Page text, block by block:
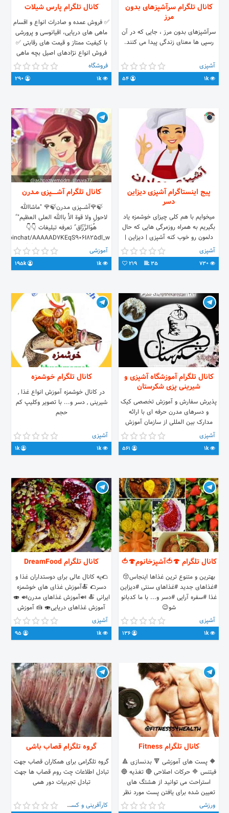
کانال تلگرام سرآشپزهای بدون
مرز
سرآشپزهای بدون مرز ، جایی که در آن
رسپی ها معنای زندگی پیدا می کنند.
آشپزی
1k
کانال تلگرام پارس شیلات
✅ فروش عمده و صادرات انواع و اقسام
ماهی های دریایی، اقیانوسی و پرورشی
با کیفیت ممتاز و قیمت های رقابتی ✅
فروش انواع نژادهای اصیل بچه ماهی
های پرورشی سردابی و گرمابی ✅ عرضه
املاک شیلاتی و مشاوره در امور مهندسی
ساخت مجتمع های شیلاتی
فروشگاه
1k
پیج اینستاگرام آشپزی دیزاین
دسر
میخوایم با هم کلی چیزای خوشمزه یاد
بگیریم به همراه روزمرگی هایی که حال
دلمون رو خوب کنه آشپزی | دیزاین |
دسر آشپزی بهاران
آشپزی
35
219
کانال تلگرام آشـــــپزی مـدرن
🍃🌹آشـــــپزی مـدرن🍃🌹 "ماشاالله
لاحولِ ولا قوة الأ باالله العلی العظیم" ً
هُوَالرَّزّاق ً تعرفه تبلیغات 👇👇
joinchat/AAAAAD7KEqS906I825dl_w
. . آدرس ما در اینستاگرام👇👇
ashpaziemodern
. . . .
آموزشی
1k
195k
کانال تلگرام آموزشگاه آشپزی و
شیرینی پزی شکرستان
پذیرش سفارش و آموزش تخصصی کیک
و دسرهای مدرن حرفه ای با ارائه
مدارک بین المللی از سازمان آموزش
فنی و حرفه ای کشور با مدیریت خانم
دانش پژوه کارشناس ارشد بهداشت و
سلامت تماس 09133332342 پیج ما
آشپزی
1k
کانال تلگرام خوشمزه
در کانال خوشمزه آموزش انواع غذا ,
شیرینی , دسر و... با تصویر وکلیپ کم
حجم
آشپزی
1k
1k
کانال تلگرام 🍄🍅آشپزخانوم🍄🍅
بهترین و متنوع ترین غذاها اینجاس😚
#غذاهای جدید #غذاهای سنتی #دیزاین
غذا #سفره آرایی #دسر و... با ما کدبانو
شو😉
آشپزی
1k
کانال تلگرام DreamFood
🌮یه کانال عالی برای دوستداران غذا و
دسر🌮 🍝آموزش غذای های خوشمزه
ایرانی 🍝 🍛آموزش غذاهای مدرن🍛 🍣
آموزش غذاهای دریایی🍣 🍰 آموزش
انواع دسر🍰
آشپزی
1k
کانال تلگرام Fitness
🔶 پست های آموزشی 🔻 بدنسازی 🔺
فیتنس 🔷 حرکات اصلاحی 🔴 تغذیه 🔵
استراحت می توانید از هشتگ های
تعیین شده برای یافتن پست مورد نظر
خود استفاده کنید
ورزشی
گروه تلگرام قصاب باشی
گروه تلگرامی برای همکاران قصاب جهت
تبادل اطلاعات چت روم قصاب ها جهت
تبادل تجربیات دور همی
کارآفرینی و کسب و کار